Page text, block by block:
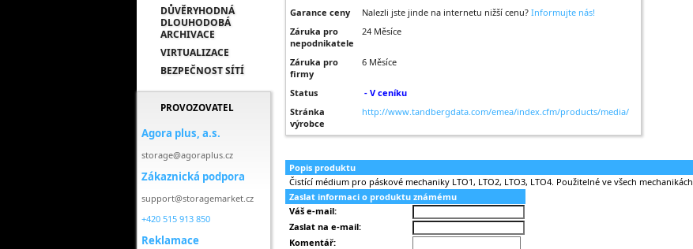
DŮVĚRYHODNÁ
DLOUHODOBÁ
ARCHIVACE
VIRTUALIZACE
BEZPEČNOST SÍTÍ
PROVOZOVATEL
Agora plus, a.s.
storage@agoraplus.cz
Zákaznická podpora
support@storagemarket.cz
+420 515 913 850
Reklamace
Garance ceny Nalezli jste jinde na internetu nižší cenu? Informujte nás!
Záruka pro
nepodnikatele
24 Měsíce
Záruka pro
firmy
6 Měsíce
Status
- V ceníku
Stránka
výrobce
http://www.tandbergdata.com/emea/index.cfm/products/media/
Popis produktu
Čistící médium pro páskové mechaniky LTO1, LTO2, LTO3, LTO4. Použitelné ve všech mechanikách.
Zaslat informaci o produktu známému
Váš e-mail:
Zaslat na e-mail:
Komentář: